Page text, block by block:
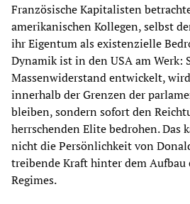
Französische Kapitalisten
amerikanischen Kollegen, selbst
ihr Eigentum als existenzielle
Dynamik ist in den USA am Werk:
Massenwiderstand entwickelt,
innerhalb der Grenzen der
bleiben, sondern sofort den
herrschenden Elite bedrohen. Das
nicht die Persönlichkeit von
treibende Kraft hinter dem
Regimes.